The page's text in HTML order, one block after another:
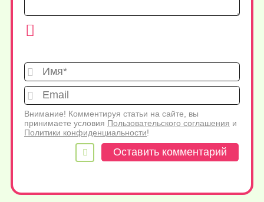
Имя*
Внимание! Комментируя статьи на сайте, вы
принимаете условия Пользовательского соглашения и
Политики конфиденциальности!